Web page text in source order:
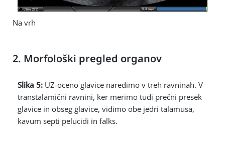
Na vrh
2. Morfološki pregled organov
Slika 5: UZ-oceno glavice naredimo v treh ravninah. V
transtalamični ravnini, ker merimo tudi prečni presek
glavice in obseg glavice, vidimo obe jedri talamusa,
kavum septi pelucidi in falks.